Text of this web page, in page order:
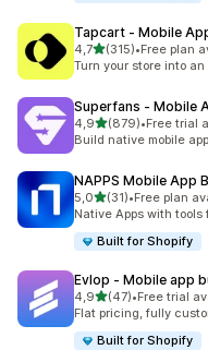
Tapcart ‑ Mobile
4,7av 5 stjerner
(315)
Totalt 315 omtaler
•Free plan
Turn your store into
Superfans ‑ Mobile
4,9av 5 stjerner
(879)
Totalt 879 omtaler
•Free trial
Build native mobile
NAPPS Mobile App
5,0av 5 stjerner
(31)
Totalt 31 omtaler
•Free plan
Native Apps with
Built for Shopify
Evlop ‑ Mobile app
4,9av 5 stjerner
(47)
Totalt 47 omtaler
•Free trial
Flat pricing, fully
Built for Shopify